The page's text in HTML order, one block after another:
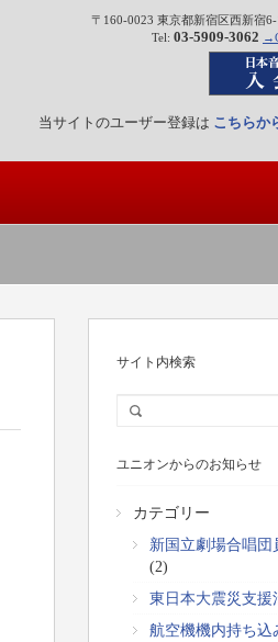
〒160-0023 東京都新宿区西新宿
Tel: 03-5909-3062
当サイトのユーザー登録は こちらか
サイト内検索
ユニオンからのお知らせ
カテゴリー
新国立劇場合唱団
(2)
東日本大震災支援
航空機機内持ち込